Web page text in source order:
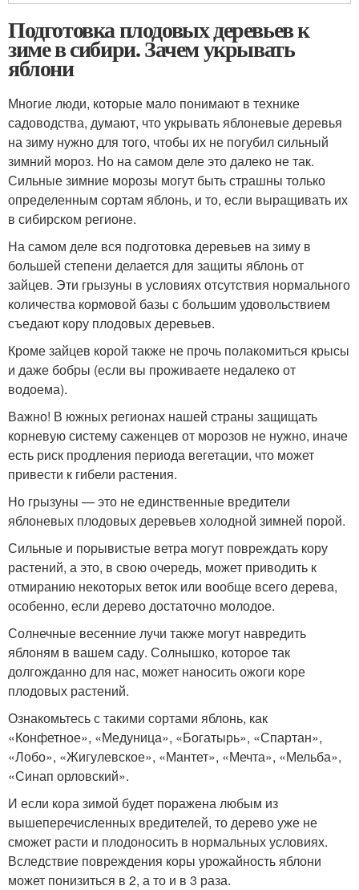
Подготовка плодовых деревьев к
зиме в сибири. Зачем укрывать
яблони
Многие люди, которые мало понимают в технике
садоводства, думают, что укрывать яблоневые деревья
на зиму нужно для того, чтобы их не погубил сильный
зимний мороз. Но на самом деле это далеко не так.
Сильные зимние морозы могут быть страшны только
определенным сортам яблонь, и то, если выращивать их
в сибирском регионе.
На самом деле вся подготовка деревьев на зиму в
большей степени делается для защиты яблонь от
зайцев. Эти грызуны в условиях отсутствия нормального
количества кормовой базы с большим удовольствием
съедают кору плодовых деревьев.
Кроме зайцев корой также не прочь полакомиться крысы
и даже бобры (если вы проживаете недалеко от
водоема).
Важно! В южных регионах нашей страны защищать
корневую систему саженцев от морозов не нужно, иначе
есть риск продления периода вегетации, что может
привести к гибели растения.
Но грызуны — это не единственные вредители
яблоневых плодовых деревьев холодной зимней порой.
Сильные и порывистые ветра могут повреждать кору
растений, а это, в свою очередь, может приводить к
отмиранию некоторых веток или вообще всего дерева,
особенно, если дерево достаточно молодое.
Солнечные весенние лучи также могут навредить
яблоням в вашем саду. Солнышко, которое так
долгожданно для нас, может наносить ожоги коре
плодовых растений.
Ознакомьтесь с такими сортами яблонь, как
«Конфетное», «Медуница», «Богатырь», «Спартан»,
«Лобо», «Жигулевское», «Мантет», «Мечта», «Мельба»,
«Синап орловский».
И если кора зимой будет поражена любым из
вышеперечисленных вредителей, то дерево уже не
сможет расти и плодоносить в нормальных условиях.
Вследствие повреждения коры урожайность яблони
может понизиться в 2, а то и в 3 раза.